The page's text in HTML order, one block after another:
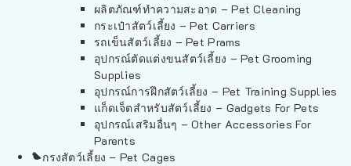
ผลิตภัณฑ์ทำความสะอาด – Pet Cleaning
กระเป๋าสัตว์เลี้ยง – Pet Carriers
รถเข็นสัตว์เลี้ยง – Pet Prams
อุปกรณ์ตัดแต่งขนสัตว์เลี้ยง – Pet Grooming
Supplies
อุปกรณ์การฝึกสัตว์เลี้ยง – Pet Training Supplies
แก็ดเจ็ตสำหรับสัตว์เลี้ยง – Gadgets For Pets
อุปกรณ์เสริมอื่นๆ – Other Accessories For
Parents
กรงสัตว์เลี้ยง – Pet Cages